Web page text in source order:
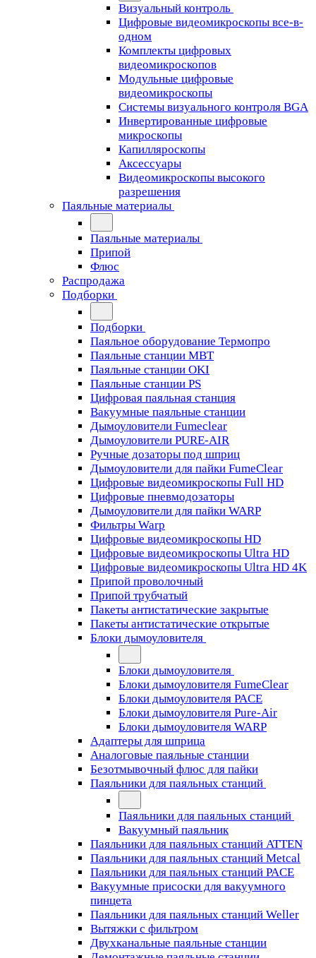
Визуальный контроль
Цифровые видеомикроскопы все-в-
одном
Комплекты цифровых
видеомикроскопов
Модульные цифровые
видеомикроскопы
Cистемы визуального контроля BGA
Инвертированные цифровые
микроскопы
Капилляроскопы
Аксессуары
Видеомикроскопы высокого
разрешения
Паяльные материалы
Паяльные материалы
Припой
Флюс
Распродажа
Подборки
Подборки
Паяльное оборудование Термопро
Паяльные станции MBT
Паяльные станции OKI
Паяльные станции PS
Цифровая паяльная станция
Вакуумные паяльные станции
Дымоуловители Fumeclear
Дымоуловители PURE-AIR
Ручные дозаторы под шприц
Дымоуловители для пайки FumeClear
Цифровые видеомикроскопы Full HD
Цифровые пневмодозаторы
Дымоуловители для пайки WARP
Фильтры Warp
Цифровые видеомикроскопы HD
Цифровые видеомикроскопы Ultra HD
Цифровые видеомикроскопы Ultra HD 4K
Припой проволочный
Припой трубчатый
Пакеты антистатические закрытые
Пакеты антистатические открытые
Блоки дымоуловителя
Блоки дымоуловителя
Блоки дымоуловителя FumeClear
Блоки дымоуловителя PACE
Блоки дымоуловителя Pure-Air
Блоки дымоуловителя WARP
Адаптеры для шприца
Аналоговые паяльные станции
Безотмывочный флюс для пайки
Паяльники для паяльных станций
Паяльники для паяльных станций
Вакуумный паяльник
Паяльники для паяльных станций ATTEN
Паяльники для паяльных станций Metcal
Паяльники для паяльных станций PACE
Вакуумные присоски для вакуумного
пинцета
Паяльники для паяльных станций Weller
Вытяжки с фильтром
Двухканальные паяльные станции